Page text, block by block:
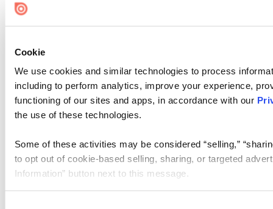
Cookie
We use cookies and similar technologies to process
including to perform analytics, improve your experience,
functioning of our sites and apps, in accordance with our
the use of these technologies.
Some of these activities may be considered “selling,”
to opt out of cookie-based selling, sharing, or targeted
Information” button next to this message.